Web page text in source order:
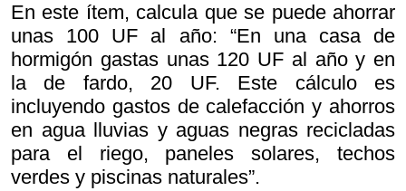
En este ítem, calcula que se puede ahorrar
unas 100 UF al año: “En una casa de
hormigón gastas unas 120 UF al año y en
la de fardo, 20 UF. Este cálculo es
incluyendo gastos de calefacción y ahorros
en agua lluvias y aguas negras recicladas
para el riego, paneles solares, techos
verdes y piscinas naturales”.